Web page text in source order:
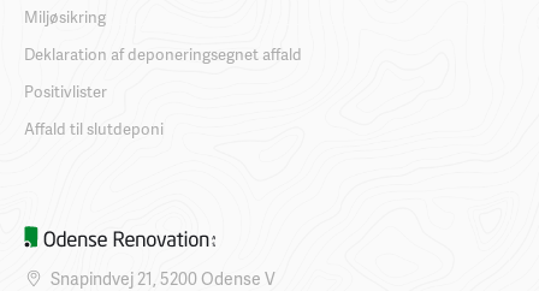
Miljøsikring
Deklaration af deponeringsegnet affald
Positivlister
Affald til slutdeponi
Snapindvej 21, 5200 Odense V